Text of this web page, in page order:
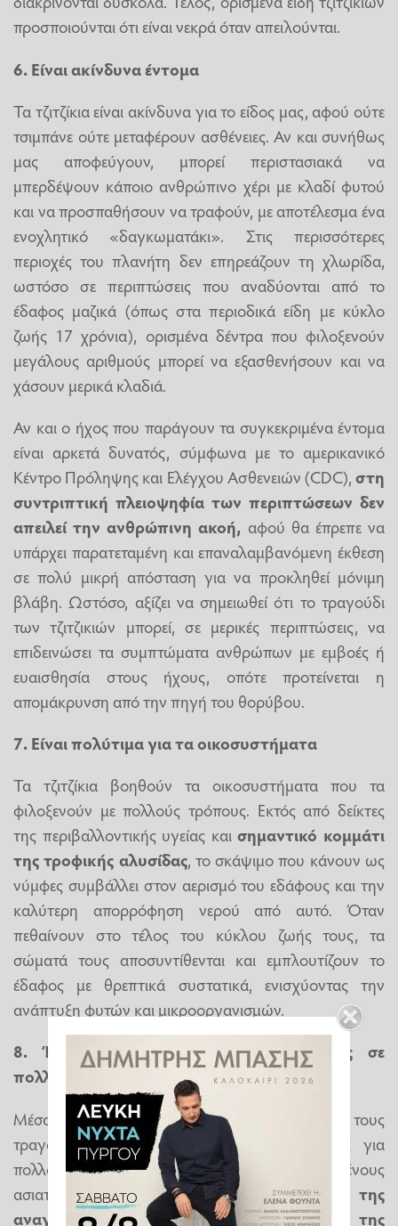
προσποιούνται ότι είναι νεκρά όταν απειλούνται.
6. Είναι ακίνδυνα έντομα
Τα τζιτζίκια είναι ακίνδυνα για το είδος μας, αφού ούτε
τσιμπάνε ούτε μεταφέρουν ασθένειες. Αν και συνήθως
μας αποφεύγουν, μπορεί περιστασιακά να
μπερδέψουν κάποιο ανθρώπινο χέρι με κλαδί φυτού
και να προσπαθήσουν να τραφούν, με αποτέλεσμα ένα
ενοχλητικό «δαγκωματάκι». Στις περισσότερες
περιοχές του πλανήτη δεν επηρεάζουν τη χλωρίδα,
ωστόσο σε περιπτώσεις που αναδύονται από το
έδαφος μαζικά (όπως στα περιοδικά είδη με κύκλο
ζωής 17 χρόνια), ορισμένα δέντρα που φιλοξενούν
μεγάλους αριθμούς μπορεί να εξασθενήσουν και να
χάσουν μερικά κλαδιά.
Αν και ο ήχος που παράγουν τα συγκεκριμένα έντομα
είναι αρκετά δυνατός, σύμφωνα με το αμερικανικό
Κέντρο Πρόληψης και Ελέγχου Ασθενειών (CDC),στη
συντριπτική πλειοψηφία των περιπτώσεων δεν
απειλεί την ανθρώπινη ακοή, αφού θα έπρεπε να
υπάρχει παρατεταμένη και επαναλαμβανόμενη έκθεση
σε πολύ μικρή απόσταση για να προκληθεί μόνιμη
βλάβη. Ωστόσο, αξίζει να σημειωθεί ότι το τραγούδι
των τζιτζικιών μπορεί, σε μερικές περιπτώσεις, να
επιδεινώσει τα συμπτώματα ανθρώπων με εμβοές ή
ευαισθησία στους ήχους, οπότε προτείνεται η
απομάκρυνση από την πηγή του θορύβου.
7. Είναι πολύτιμα για τα οικοσυστήματα
Τα τζιτζίκια βοηθούν τα οικοσυστήματα που τα
φιλοξενούν με πολλούς τρόπους. Εκτός από δείκτες
της περιβαλλοντικής υγείας καισημαντικό κομμάτι
της τροφικής αλυσίδας, το σκάψιμο που κάνουν ως
νύμφες συμβάλλει στον αερισμό του εδάφους και την
καλύτερη απορρόφηση νερού από αυτό. Όταν
πεθαίνουν στο τέλος του κύκλου ζωής τους, τα
σώματά τους αποσυντίθενται και εμπλουτίζουν το
έδαφος με θρεπτικά συστατικά, ενισχύοντας την
ανάπτυξη φυτών και μικροοργανισμών.
8. Έχουν αφήσει τη «σφραγίδα» τους σε
πολλούς πολιτισμούς
Μέσα στους αιώνες, τα τζιτζίκια και το μοναδικό τους
τραγούδι έχουν αποτελέσει πηγή έμπνευσης για
πολλούς λαούς ανά την υφήλιο. Σε ορισμένους
ασιατικούς πολιτισμούς, αποτελούνσύμβολο της
αναγέννησης, της μεταμόρφωσης και της